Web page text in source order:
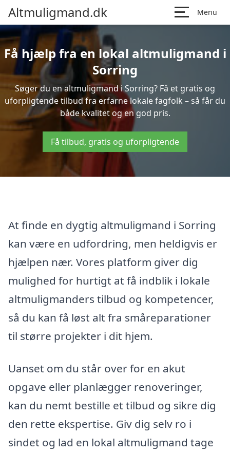
Altmuligmand.dk Menu
Få hjælp fra en lokal altmuligmand i
Sorring
Søger du en altmuligmand i Sorring? Få et gratis og
uforpligtende tilbud fra erfarne lokale fagfolk – så får du
både kvalitet og en god pris.
Få tilbud, gratis og uforpligtende
At finde en dygtig altmuligmand i Sorring
kan være en udfordring, men heldigvis er
hjælpen nær. Vores platform giver dig
mulighed for hurtigt at få indblik i lokale
altmuligmanders tilbud og kompetencer,
så du kan få løst alt fra småreparationer
til større projekter i dit hjem.
Uanset om du står over for en akut
opgave eller planlægger renoveringer,
kan du nemt bestille et tilbud og sikre dig
den rette ekspertise. Giv dig selv ro i
sindet og lad en lokal altmuligmand tage